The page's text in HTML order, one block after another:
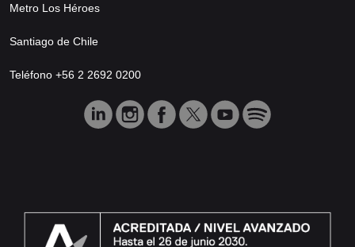
Metro Los Héroes
Santiago de Chile
Teléfono +56 2 2692 0200